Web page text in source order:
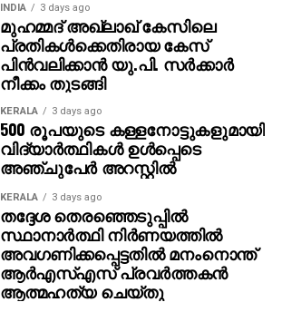
INDIA 3 days ago
മുഹമ്മദ് അഖ്‌ലാഖ് കേസിലെ
പ്രതികള്‍ക്കെതിരായ കേസ്
പിന്‍വലിക്കാന്‍ യു.പി. സര്‍ക്കാര്‍
നീക്കം തുടങ്ങി
KERALA 3 days ago
500 രൂപയുടെ കള്ളനോട്ടുകളുമായി
വിദ്യാര്‍ത്ഥികള്‍ ഉള്‍പ്പെടെ
അഞ്ചുപേര്‍ അറസ്റ്റില്‍
KERALA 3 days ago
തദ്ദേശ തെരഞ്ഞെടുപ്പില്‍
സ്ഥാനാര്‍ത്ഥി നിര്‍ണയത്തില്‍
അവഗണിക്കപ്പെട്ടതില്‍ മനംനൊന്ത്
ആര്‍എസ്എസ് പ്രവര്‍ത്തകന്‍
ആത്മഹത്യ ചെയ്തു